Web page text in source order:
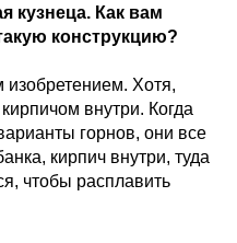
кузнеца. Как вам
конструкцию?
Хотя,
внутри. Когда
горнов, они все
кирпич внутри, туда
чтобы расплавить